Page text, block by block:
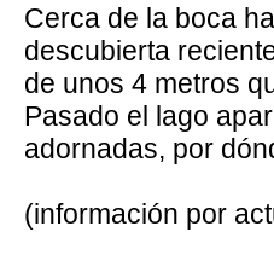
Cerca de la boca
descubierta
de unos 4 metros
Pasado el lago
adornadas, por
(información por